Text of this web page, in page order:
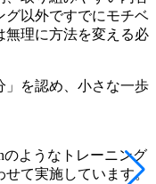
グ以外ですでにモチベ
無理に方法を変える必
」を認め、小さな一歩
のようなトレーニング
て実施しています。